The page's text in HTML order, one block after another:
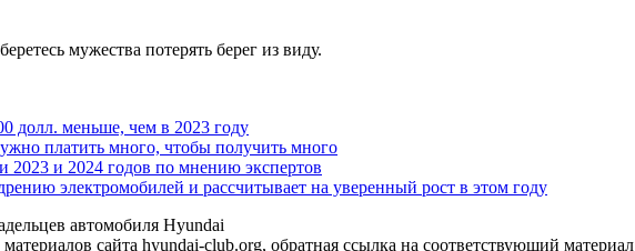
мужества потерять берег из виду.
долл. меньше, чем в 2023 году
платить много, чтобы получить много
и 2024 годов по мнению экспертов
электромобилей и рассчитывает на уверенный рост в этом году
автомобиля Hyundai
сайта hyundai-club.org, обратная ссылка на соответствующий материал